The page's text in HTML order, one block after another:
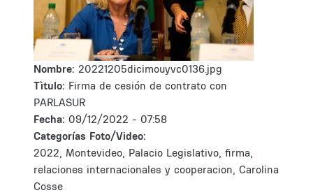
Nombre: 20221205dicimouyvc0136.jpg
Tìtulo: Firma de cesión de contrato con
PARLASUR
Fecha: 09/12/2022 - 07:58
Categorías Foto/Video:
2022, Montevideo, Palacio Legislativo, firma,
relaciones internacionales y cooperacion, Carolina
Cosse